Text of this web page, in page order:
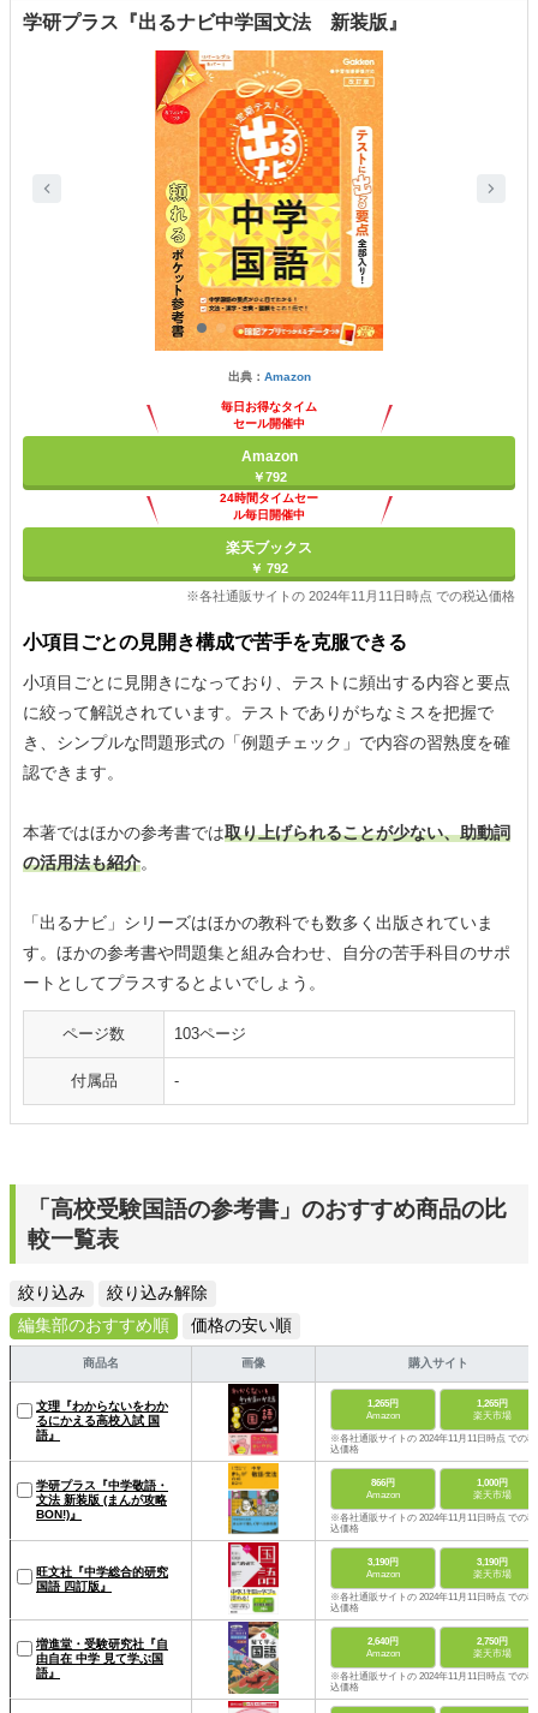
学研プラス『出るナビ中学国文法 新装版』
出典： Amazon
毎日お得なタイム
セール開催中
Amazon
￥792
24時間タイムセー
ル毎日開催中
楽天ブックス
￥ 792
※各社通販サイトの 2024年11月11日時点 での税込価格
小項目ごとの見開き構成で苦手を克服できる
小項目ごとに見開きになっており、テストに頻出する内容と要点
に絞って解説されています。テストでありがちなミスを把握で
き、シンプルな問題形式の「例題チェック」で内容の習熟度を確
認できます。
本著ではほかの参考書では取り上げられることが少ない、助動詞
の活用法も紹介。
「出るナビ」シリーズはほかの教科でも数多く出版されていま
す。ほかの参考書や問題集と組み合わせ、自分の苦手科目のサポ
ートとしてプラスするとよいでしょう。
ページ数 103ページ
付属品 -
「高校受験国語の参考書」のおすすめ商品の比
較一覧表
絞り込み
絞り込み解除
編集部のおすすめ順
価格の安い順
商品名 画像 購入サイト
文理『わからないをわか
るにかえる高校入試 国
語』
1,265円
Amazon
1,265円
楽天市場
※各社通販サイトの 2024年11月11日時点 での税
込価格
学研プラス『中学敬語・
文法 新装版 (まんが攻略
BON!)』
866円
Amazon
1,000円
楽天市場
※各社通販サイトの 2024年11月11日時点 での税
込価格
旺文社『中学総合的研究
国語 四訂版』
3,190円
Amazon
3,190円
楽天市場
※各社通販サイトの 2024年11月11日時点 での税
込価格
増進堂・受験研究社『自
由自在 中学 見て学ぶ国
語』
2,640円
Amazon
2,750円
楽天市場
※各社通販サイトの 2024年11月11日時点 での税
込価格